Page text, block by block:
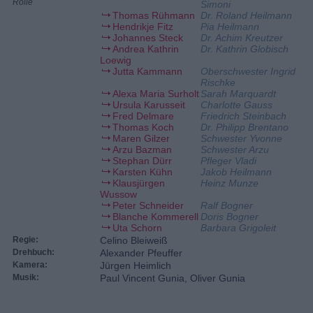
Rolle
Simoni
Thomas Rühmann
Dr. Roland Heilmann
Hendrikje Fitz
Pia Heilmann
Johannes Steck
Dr. Achim Kreutzer
Andrea Kathrin
Loewig
Dr. Kathrin Globisch
Jutta Kammann
Oberschwester Ingrid
Rischke
Alexa Maria SurholtSarah Marquardt
Ursula Karusseit
Charlotte Gauss
Fred Delmare
Friedrich Steinbach
Thomas Koch
Dr. Philipp Brentano
Maren Gilzer
Schwester Yvonne
Arzu Bazman
Schwester Arzu
Stephan Dürr
Pfleger Vladi
Karsten Kühn
Jakob Heilmann
Klausjürgen
Wussow
Heinz Munze
Peter Schneider
Ralf Bogner
Blanche Kommerell Doris Bogner
Uta Schorn
Barbara Grigoleit
Regie: Celino Bleiweiß
Drehbuch: Alexander Pfeuffer
Kamera: Jürgen Heimlich
Musik: Paul Vincent Gunia, Oliver Gunia